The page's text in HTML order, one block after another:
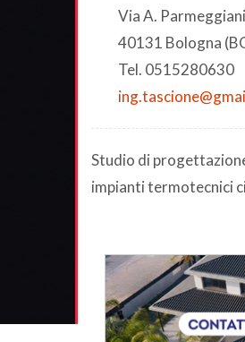
Via A.
40131 Bologna
Tel. 0515280630
Studio di
impianti termotecnici